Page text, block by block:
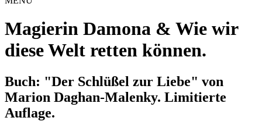
Magierin Damona & Wie wir
diese Welt retten können.
Buch: "Der Schlüßel zur Liebe" von
Marion Daghan-Malenky. Limitierte
Auflage.